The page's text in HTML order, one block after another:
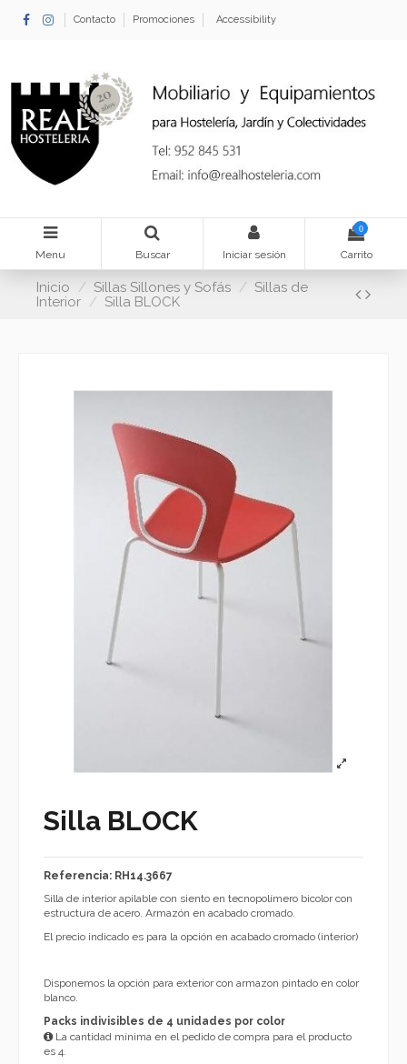
Contacto Promociones Accessibility
Menu Buscar Iniciar sesión
0
Carrito
Inicio Sillas Sillones y Sofás
Sillas de
Interior
Silla BLOCK
Silla BLOCK
Referencia: RH14.3667
Silla de interior apilable con siento en tecnopolímero bicolor con
estructura de acero. Armazón en acabado cromado.
El precio indicado es para la opción en acabado cromado (interior)
Disponemos la opción para exterior con armazon pintado en color
blanco.
Packs indivisibles de 4 unidades por color
La cantidad mínima en el pedido de compra para el producto
es 4.